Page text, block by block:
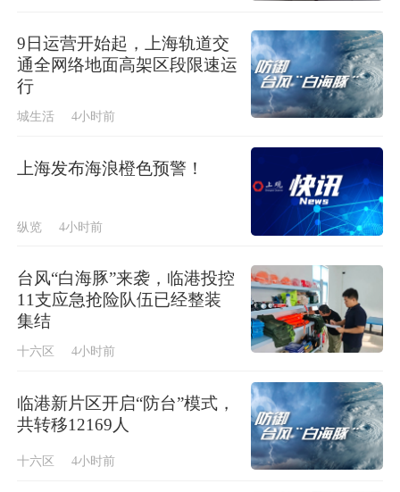
9日运营开始起，上海轨道交
通全网络地面高架区段限速运
行
城生活 4小时前
上海发布海浪橙色预警！
纵览 4小时前
台风“白海豚”来袭，临港投控
11支应急抢险队伍已经整装
集结
十六区 4小时前
临港新片区开启“防台”模式，
共转移12169人
十六区 4小时前